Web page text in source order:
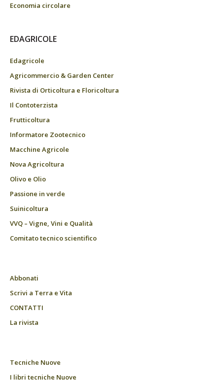
Economia circolare
EDAGRICOLE
Edagricole
Agricommercio & Garden Center
Rivista di Orticoltura e Floricoltura
Il Contoterzista
Frutticoltura
Informatore Zootecnico
Macchine Agricole
Nova Agricoltura
Olivo e Olio
Passione in verde
Suinicoltura
VVQ – Vigne, Vini e Qualità
Comitato tecnico scientifico
Abbonati
Scrivi a Terra e Vita
CONTATTI
La rivista
Tecniche Nuove
I libri tecniche Nuove